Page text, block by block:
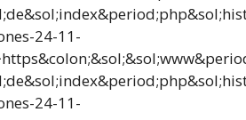
24-11-
24-11-